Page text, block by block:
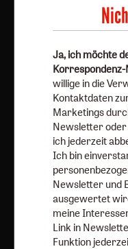
meine Interessen
Newsletter oder E-
Weiterführende
Ja, ich möchte
willige in die
Kontaktdaten
Marketings
Newsletter oder
ich jederzeit
Ich bin
Newsletter und
ausgewertet
meine
Link in
Funktion